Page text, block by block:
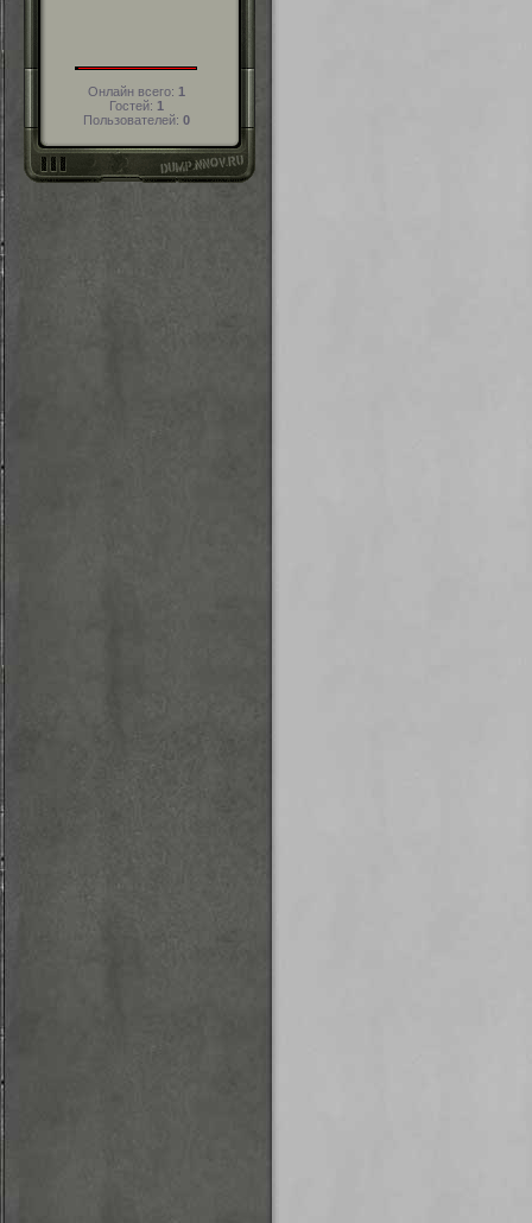
Онлайн всего: 1
Гостей: 1
Пользователей: 0